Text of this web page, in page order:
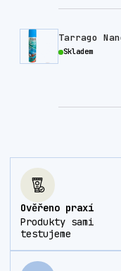
Tarrago
Skladem
Ověřeno praxí
Produkty sami
testujeme